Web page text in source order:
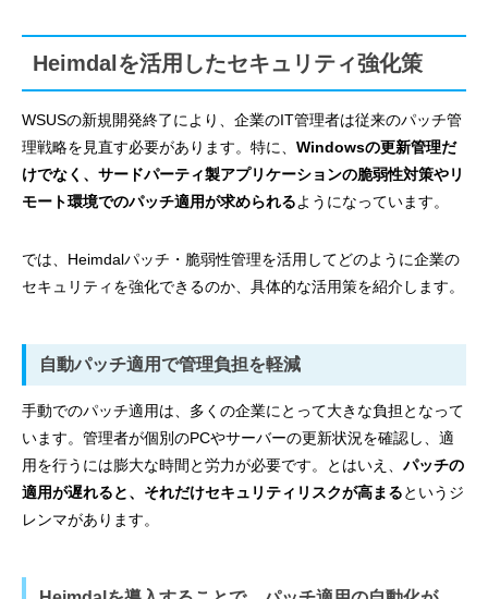
Heimdalを活用したセキュリティ強化策
WSUSの新規開発終了により、企業のIT管理者は従来のパッチ管
理戦略を見直す必要があります。特に、 Windowsの更新管理だ
けでなく、サードパーティ製アプリケーションの脆弱性対策やリ
モート環境でのパッチ適用が求められるようになっています。
では、Heimdalパッチ・脆弱性管理を活用してどのように企業の
セキュリティを強化できるのか、具体的な活用策を紹介します。
自動パッチ適用で管理負担を軽減
手動でのパッチ適用は、多くの企業にとって大きな負担となって
います。管理者が個別のPCやサーバーの更新状況を確認し、適
用を行うには膨大な時間と労力が必要です。とはいえ、 パッチの
適用が遅れると、それだけセキュリティリスクが高まるというジ
レンマがあります。